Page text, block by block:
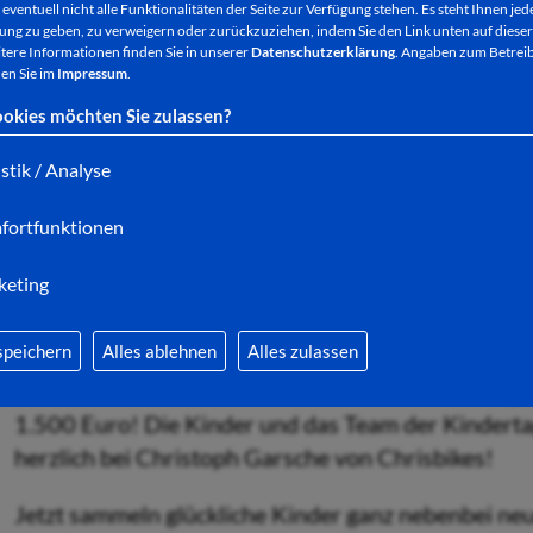
nicht alle Funktionalitäten der Seite zur Verfügung stehen. Es steht Ihnen
zu geben, zu verweigern oder zurückzuziehen, indem Sie den Link unten auf
Informationen finden Sie in unsererDatenschutzerklärung. Angaben zum
Sie im Impressum.
möchten Sie zulassen?
/ Analyse
Alles ablehnen Alles zulassen
So kam es ganz gelegen, dass Klaus Brosig, ein
Garsche, dem Inhaber desFahrradladens
Christoph Garsche (r.) und seine neue
herzlichen Dank!
Es wurden gezielt Laufräder ausgesucht und mit
genau richtig sind. Außerdem durften
Das neue Sortiment wurde nun an die
1.500 Euro! Die Kinder und das Team der
herzlich bei Christoph Garsche von Chrisbikes!
Jetzt sammeln glückliche Kinder ganz nebenbei